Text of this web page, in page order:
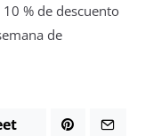
% de descuento
de